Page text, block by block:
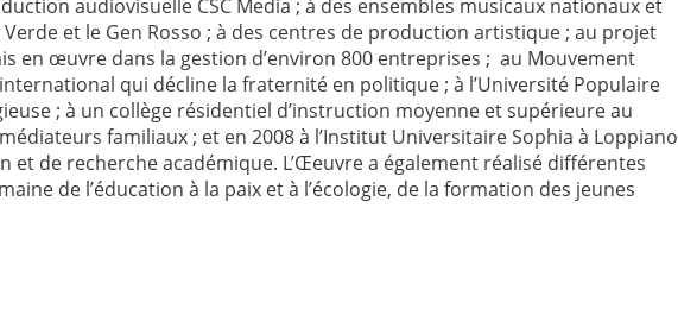
audiovisuelle CSC Media ; à des ensembles musicaux nationaux et
et le Gen Rosso ; à des centres de production artistique ; au projet
en œuvre dans la gestion d’environ 800 entreprises ; au Mouvement
qui décline la fraternité en politique ; à l’Université Populaire
; à un collège résidentiel d’instruction moyenne et supérieure au
familiaux ; et en 2008 à l’Institut Universitaire Sophia à Loppiano
et de recherche académique. L’Œeuvre a également réalisé différentes
de l’éducation à la paix et à l’écologie, de la formation des jeunes